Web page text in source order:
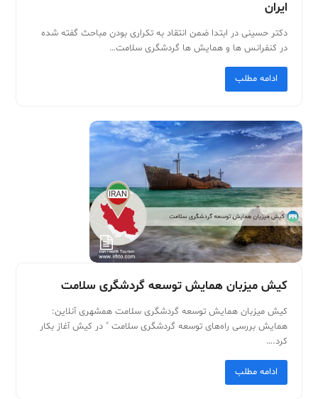
ایران
دکتر حسینی در ابتدا ضمن انتقاد به تکراری بودن مباحث گفته شده
در کنفرانس ها و همایش ها گردشگری سلامت…
ادامه مطلب
کیش میزبان همایش توسعه گردشگری سلامت
کیش میزبان همایش توسعه گردشگری سلامت همشهری آنلاین:
همایش بررسی راه‌های توسعه گردشگری سلامت " در کیش آغاز بکار
کرد.…
ادامه مطلب